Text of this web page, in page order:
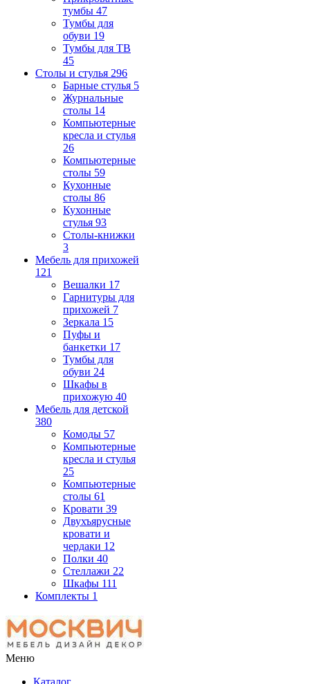
тумбы 47
Тумбы для
обуви 19
Тумбы для ТВ
45
Столы и стулья 296
Барные стулья 5
Журнальные
столы 14
Компьютерные
кресла и стулья
26
Компьютерные
столы 59
Кухонные
столы 86
Кухонные
стулья 93
Столы-книжки
3
Мебель для прихожей
121
Вешалки 17
Гарнитуры для
прихожей 7
Зеркала 15
Пуфы и
банкетки 17
Тумбы для
обуви 24
Шкафы в
прихожую 40
Мебель для детской
380
Комоды 57
Компьютерные
кресла и стулья
25
Компьютерные
столы 61
Кровати 39
Двухъярусные
кровати и
чердаки 12
Полки 40
Стеллажи 22
Шкафы 111
Комплекты 1
Меню
Каталог